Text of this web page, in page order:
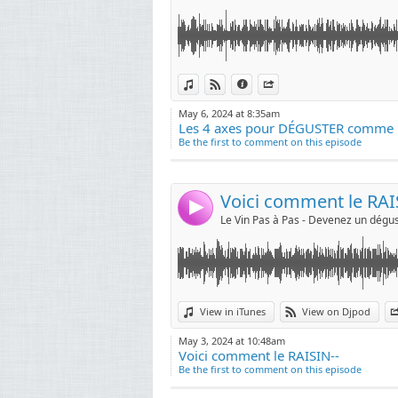
View in iTunes
View on Djpod
Information
May 6, 2024 at 8:35am
Les 4 axes pour DÉGUSTER
Be the first to comment on this episode
4 Voici comment le
View in iTunes View on Djpod
Link:
Widget:
Share:
May 3, 2024 at 10:48am
Voici comment le RAISIN--
Be the first to comment on this episode
Link:
Widget:
Share:
On est d'accord : la cuisine PIQUANTE n'est
Vous l'avez probablement déjà remarqué :
vin avec lequel on les associe.